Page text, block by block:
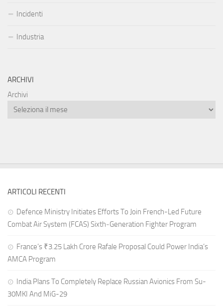
Incidenti
Industria
ARCHIVI
Archivi
ARTICOLI RECENTI
Defence Ministry Initiates Efforts To Join French-Led Future
Combat Air System (FCAS) Sixth‑Generation Fighter Program
France’s ₹3.25 Lakh Crore Rafale Proposal Could Power India’s
AMCA Program
India Plans To Completely Replace Russian Avionics From Su-
30MKI And MiG-29